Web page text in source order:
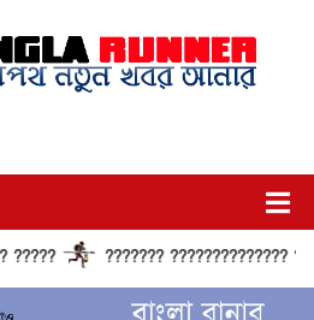
??????? ?????????????? ??????